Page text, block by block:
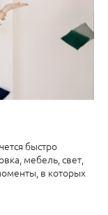
быстро
мебель, свет,
в которых